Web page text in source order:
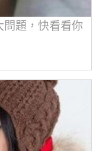
問題，快看看你